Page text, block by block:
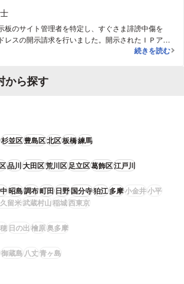
板のサイト管理者を特定し、すぐさま誹謗中傷を
レスの開示請求を行いました。開示されたＩＰアド
イダに対する訴訟についても、こちらの主張が全て
が判明してからは、依頼者様が早期の解決を希望し
稿者本人と任意での交渉を行い、投稿者判明から約
の行った書き込みについて、依頼者に対して謝罪す
れまでの調査にかかった費用の総額の支払いに応
【同一人物か
続きを読む
から探す
杉並区豊島区北区板橋練馬
品川大田区荒川区足立区葛飾区江戸川
昭島調布町田日野国分寺狛江多摩小金井小平
留米武蔵村山稲城西東京
日の出檜原奥多摩
御蔵島 八丈青ヶ島